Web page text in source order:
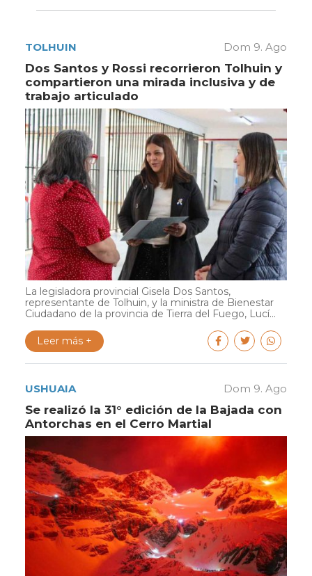
TOLHUIN Dom 9. Ago
Dos Santos y Rossi recorrieron Tolhuin y
compartieron una mirada inclusiva y de
trabajo articulado
La legisladora provincial Gisela Dos Santos,
representante de Tolhuin, y la ministra de Bienestar
Ciudadano de la provincia de Tierra del Fuego, Lucí...
Leer más +
USHUAIA Dom 9. Ago
Se realizó la 31° edición de la Bajada con
Antorchas en el Cerro Martial